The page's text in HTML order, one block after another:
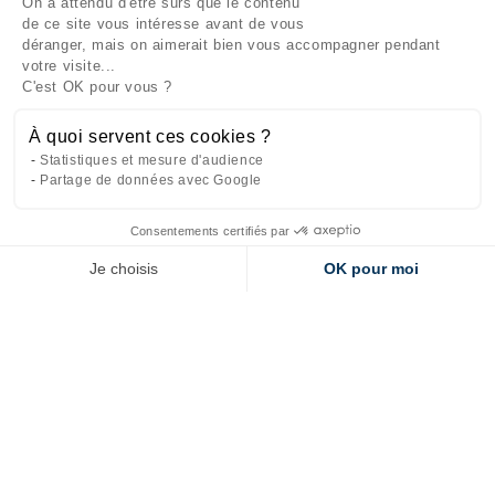
INFORMATIONS
NOTRE SOCIÉTÉ
NOS PRODUITS
CATÉGORIES
Site réalisé par l'agence web Makeo
de ce site vous intéresse avant de vous
déranger, mais on aimerait bien vous accompagner pendant
votre visite...
C'est OK pour vous ?
À quoi servent ces cookies ?
Statistiques et mesure d'audience
Partage de données avec Google
Consentements certifiés par
Je choisis
OK pour moi